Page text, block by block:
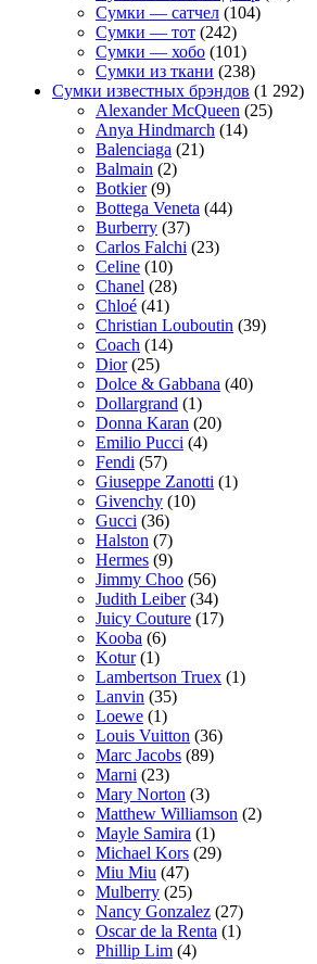
Сумки — сатчел (104)
Сумки — тот (242)
Сумки — хобо (101)
Сумки из ткани (238)
Сумки известных брэндов (1 292)
Alexander McQueen (25)
Anya Hindmarch (14)
Balenciaga (21)
Balmain (2)
Botkier(9)
Bottega Veneta (44)
Burberry (37)
Carlos Falchi (23)
Celine (10)
Chanel (28)
Chloé (41)
Christian Louboutin (39)
Coach (14)
Dior(25)
Dolce & Gabbana (40)
Dollargrand (1)
Donna Karan (20)
Emilio Pucci (4)
Fendi (57)
Giuseppe Zanotti (1)
Givenchy (10)
Gucci (36)
Halston (7)
Hermes (9)
Jimmy Choo (56)
Judith Leiber(34)
Juicy Couture (17)
Kooba (6)
Kotur(1)
Lambertson Truex (1)
Lanvin (35)
Loewe (1)
Louis Vuitton (36)
Marc Jacobs (89)
Marni (23)
Mary Norton (3)
Matthew Williamson (2)
Mayle Samira (1)
Michael Kors (29)
Miu Miu (47)
Mulberry (25)
Nancy Gonzalez (27)
Oscar de la Renta (1)
Phillip Lim (4)